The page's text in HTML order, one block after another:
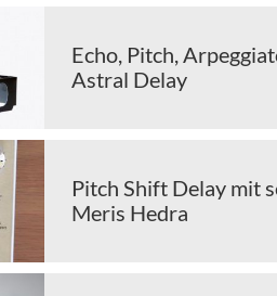
Echo, Pitch,
Astral Delay
Pitch Shift Delay mit
Meris Hedra